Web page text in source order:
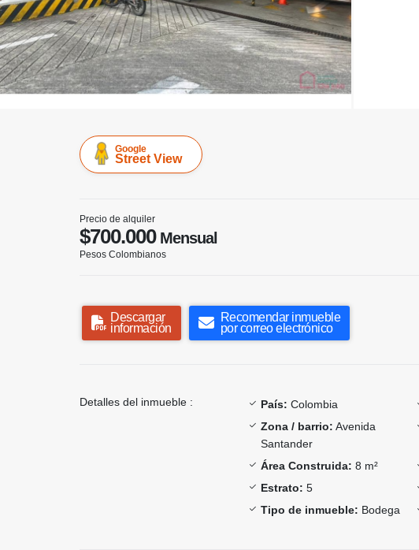
Google
Street View
Precio de alquiler
$700.000Mensual
Pesos Colombianos
Descargar
información
Recomendar inmueble
por correo electrónico
Detalles del inmueble : País: Colombia
Zona / barrio: Avenida
Santander
Área Construida: 8 m²
Estrato: 5
Tipo de inmueble: Bodega